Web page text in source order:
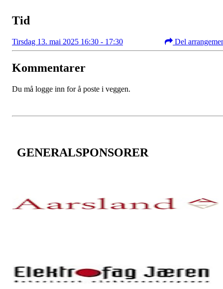
Tid
Tirsdag 13. mai 2025 16:30 - 17:30 Del
Kommentarer
Du må logge inn for å poste i veggen.
GENERALSPONSORER